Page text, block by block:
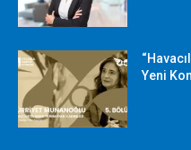
Yeni